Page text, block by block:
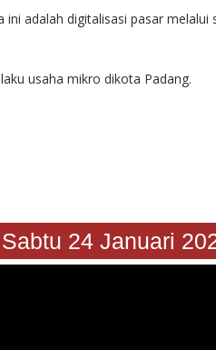
adalah digitalisasi pasar melalui
usaha mikro dikota Padang.
24 Januari 2026"